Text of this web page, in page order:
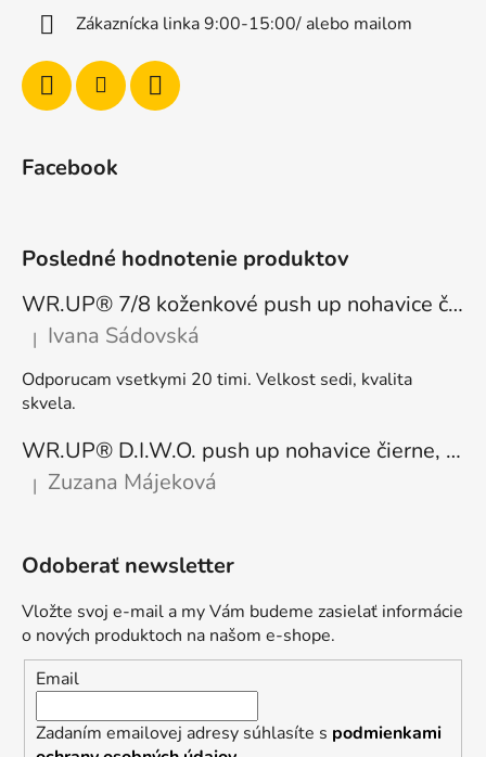
Zákaznícka linka 9:00-15:00/ alebo mailom
Facebook
Posledné hodnotenie produktov
WR.UP® 7/8 koženkové push up nohavice čierne, vysoký pás RE(MOVE) WRUP4HC006PREC, N
Hodnotenie produktu je 5 z 5 hviezdičiek.
| Ivana Sádovská
Odporucam vsetkymi 20 timi. Velkost sedi, kvalita
skvela.
WR.UP® D.I.W.O. push up nohavice čierne, zateplené, regular pás, WRUP1RF444, N
Hodnotenie produktu je 5 z 5 hviezdičiek.
| Zuzana Májeková
Odoberať newsletter
Vložte svoj e-mail a my Vám budeme zasielať informácie
o nových produktoch na našom e-shope.
Email
Zadaním emailovej adresy súhlasíte s podmienkami